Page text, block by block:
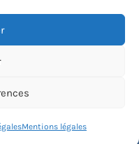
Mentions légales
de vente
légales